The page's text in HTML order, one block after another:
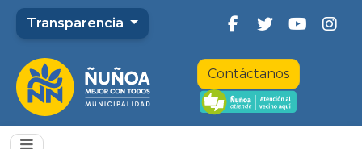
Transparencia
Contáctanos